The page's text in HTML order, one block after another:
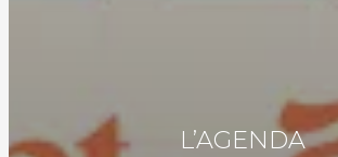
L’AGENDA